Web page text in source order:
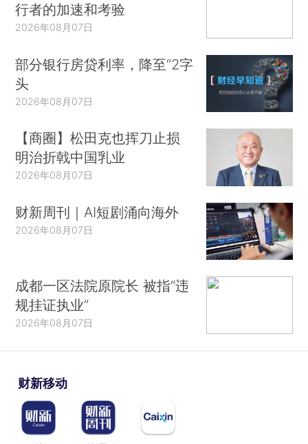
行者的加速和考验
2026年08月07日
部分银行房贷利率，降至“2字
头
2026年08月07日
【商圈】松田克也挥刀止损
明治折戟中国乳业
2026年08月07日
财新周刊｜AI短剧涌向海外
2026年08月07日
成都一区法院原院长 被指“违
规挂证执业”
2026年08月07日
财新移动